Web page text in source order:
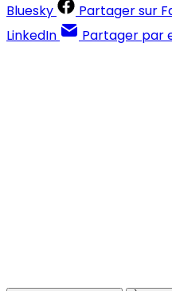
Bluesky
Partager sur
LinkedIn
Partager par